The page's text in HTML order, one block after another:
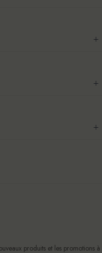
produits et les promotions à